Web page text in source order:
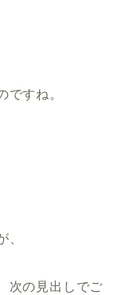
ですね。
、
次の見出しでご